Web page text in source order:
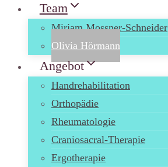
Team
Mirjam Mossner-Schneider
Olivia Hörmann
Angebot
Handrehabilitation
Orthopädie
Rheumatologie
Craniosacral-Therapie
Ergotherapie